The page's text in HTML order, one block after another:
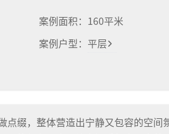
案例面积： 160平米
案例户型： 平层
点缀，整体营造出宁静又包容的空间